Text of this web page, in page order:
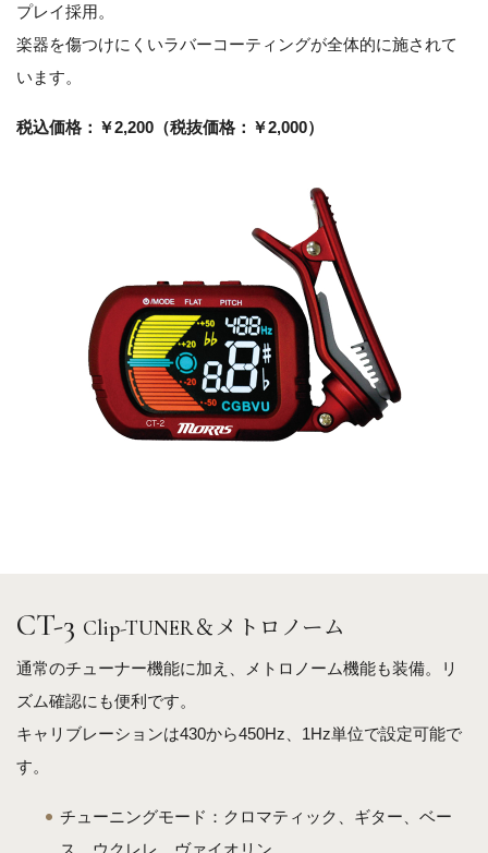
プレイ採用。
楽器を傷つけにくいラバーコーティングが全体的に施されて
います。
税込価格：￥2,200（税抜価格：￥2,000）
CT-3 Clip-TUNER＆メトロノーム
通常のチューナー機能に加え、メトロノーム機能も装備。リ
ズム確認にも便利です。
キャリブレーションは430から450Hz、1Hz単位で設定可能で
す。
チューニングモード：クロマティック、ギター、ベー
ス、ウクレレ、ヴァイオリン